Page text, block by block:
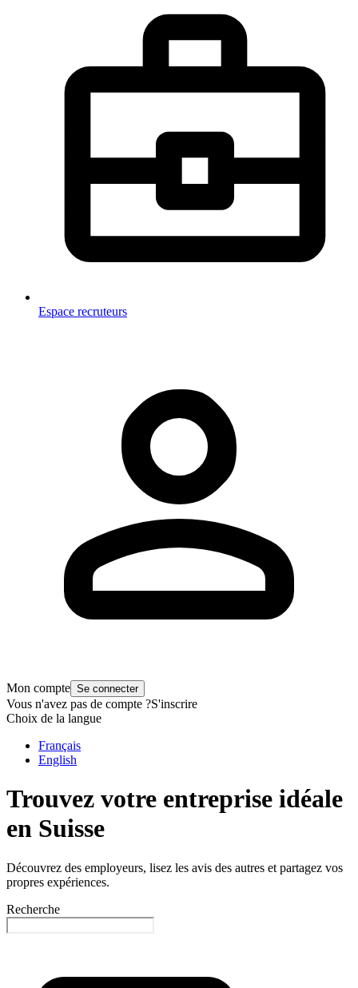
Espace recruteurs
Mon compte Se connecter
Vous n'avez pas de compte ?S'inscrire
Choix de la langue
Français
English
Trouvez votre entreprise idéale
en Suisse
Découvrez des employeurs, lisez les avis des autres et partagez vos
propres expériences.
Recherche